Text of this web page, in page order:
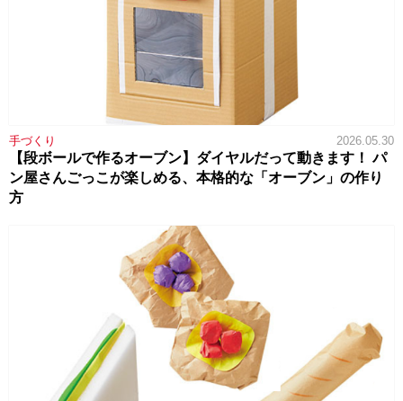
手づくり 2026.05.30
【段ボールで作るオーブン】ダイヤルだって動きます！ パ
ン屋さんごっこが楽しめる、本格的な「オーブン」の作り
方